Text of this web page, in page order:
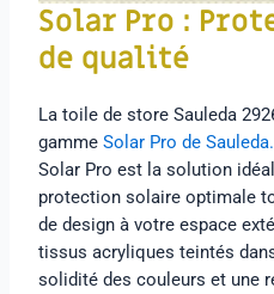
Solar Pro :
de qualité
La toile de store Sauleda
gammeSolar Pro de Sauleda.
Solar Pro est la solution
protection solaire optimale
de design à votre espace
tissus acryliques teintés
solidité des couleurs et une